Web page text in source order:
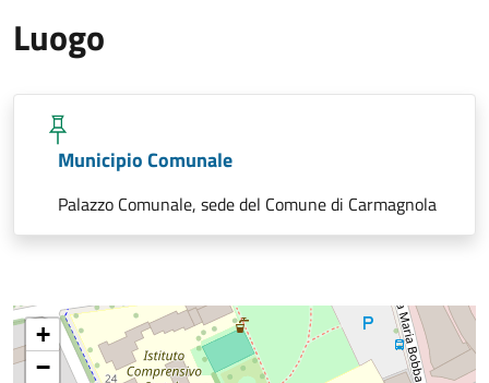
Luogo
Municipio Comunale
Palazzo Comunale, sede del Comune di Carmagnola
+
−